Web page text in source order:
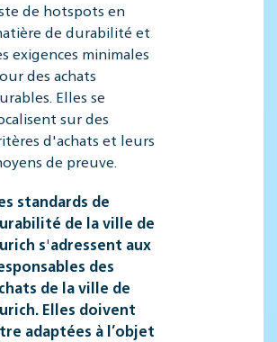
de hotspots en
de durabilité et
exigences minimales
des achats
Elles se
sur des
d'achats et leurs
de preuve.
standards de
de la ville de
s'adressent aux
des
de la ville de
Elles doivent
adaptées à l’objet